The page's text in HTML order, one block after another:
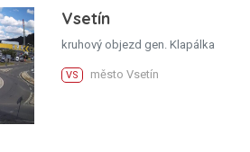
Vsetín
kruhový objezd gen. Klapálka
VS město Vsetín